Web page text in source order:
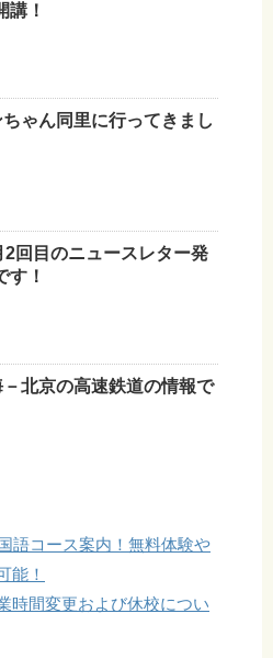
講！
ゃん同里に行ってきまし
2回目のニュースレター発
す！
北京の高速鉄道の情報で
語コース案内！無料体験や
能！
時間変更および休校につい